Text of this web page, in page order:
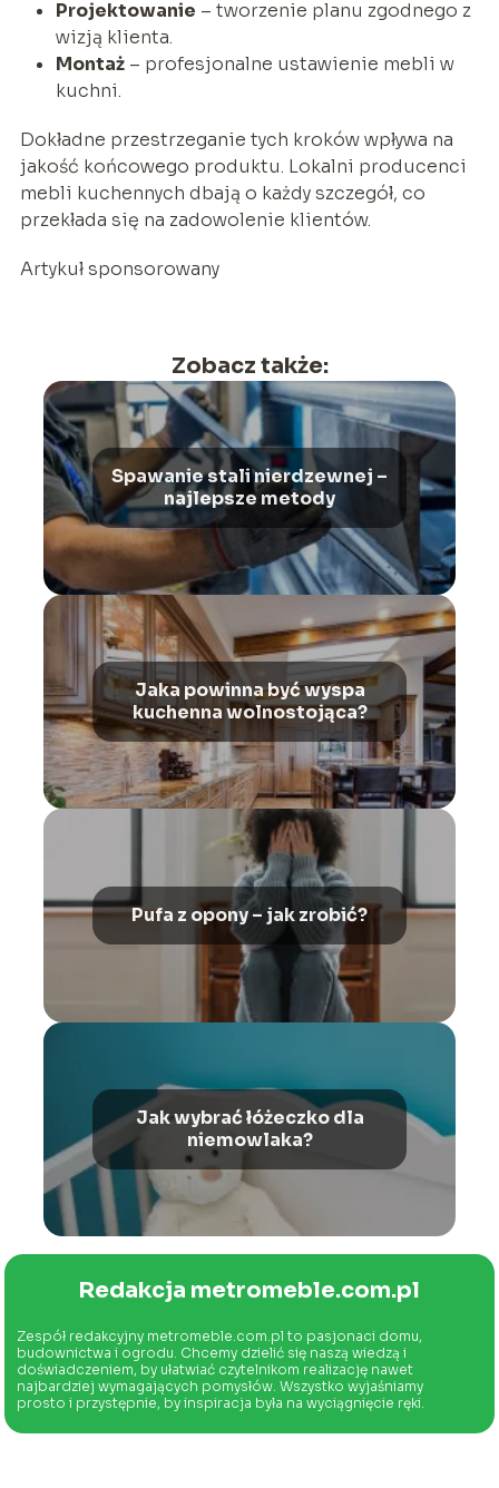
Projektowanie – tworzenie planu zgodnego z
wizją klienta.
Montaż– profesjonalne ustawienie mebli w
kuchni.
Dokładne przestrzeganie tych kroków wpływa na
jakość końcowego produktu. Lokalni producenci
mebli kuchennych dbają o każdy szczegół, co
przekłada się na zadowolenie klientów.
Artykuł sponsorowany
Zobacz także:
Spawanie stali nierdzewnej –
najlepsze metody
Jaka powinna być wyspa
kuchenna wolnostojąca?
Pufa z opony – jak zrobić?
Jak wybrać łóżeczko dla
niemowlaka?
Redakcja metromeble.com.pl
Zespół redakcyjny metromeble.com.pl to pasjonaci domu,
budownictwa i ogrodu. Chcemy dzielić się naszą wiedzą i
doświadczeniem, by ułatwiać czytelnikom realizację nawet
najbardziej wymagających pomysłów. Wszystko wyjaśniamy
prosto i przystępnie, by inspiracja była na wyciągnięcie ręki.